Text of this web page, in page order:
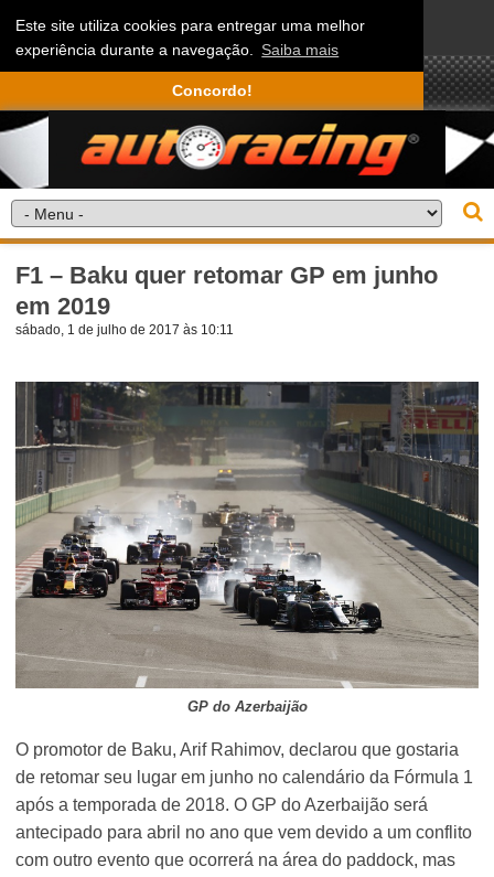
Este site utiliza cookies para entregar uma melhor
experiência durante a navegação. Saiba mais
Concordo!
F1 – Baku quer retomar GP em junho
em 2019
sábado, 1 de julho de 2017 às 10:11
GP do Azerbaijão
O promotor de Baku, Arif Rahimov, declarou que gostaria
de retomar seu lugar em junho no calendário da Fórmula 1
após a temporada de 2018. O GP do Azerbaijão será
antecipado para abril no ano que vem devido a um conflito
com outro evento que ocorrerá na área do paddock, mas